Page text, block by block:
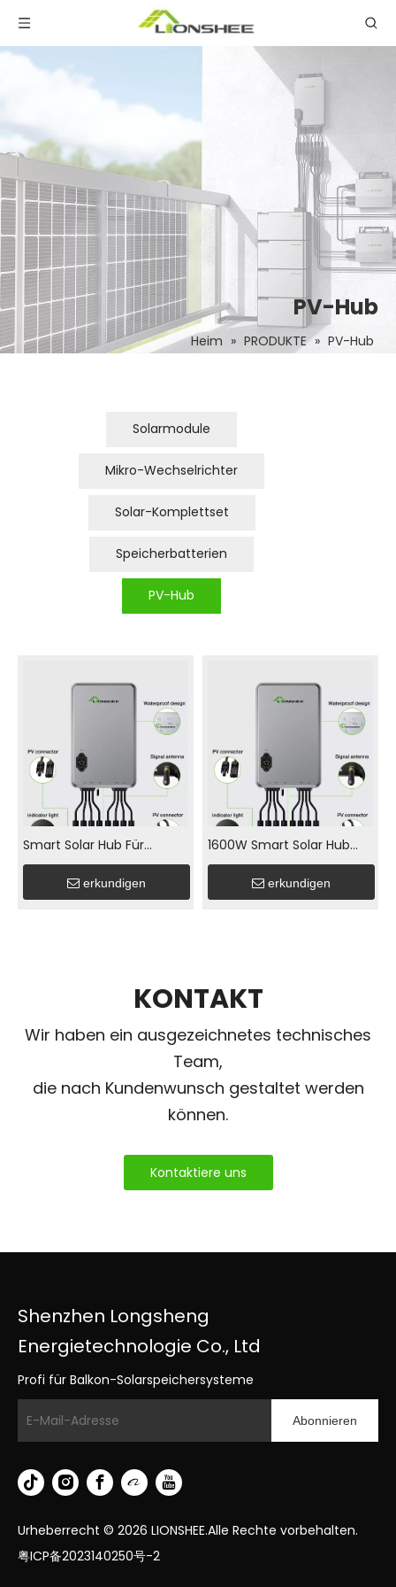
PV-Hub
Heim » PRODUKTE » PV-Hub
Solarmodule
Mikro-Wechselrichter
Solar-Komplettset
Speicherbatterien
PV-Hub
Smart Solar Hub Für
Balkon, Wohnung, Garten,
Dach Solaranlage
erkundigen
1600W Smart Solar Hub
Stromverteiler Für Balkon-
Solarsystemerkundigen
KONTAKT
Wir haben ein ausgezeichnetes technisches
Team,
die nach Kundenwunsch gestaltet werden
können.
Kontaktiere uns
Shenzhen Longsheng
Energietechnologie Co., Ltd
Profi für Balkon-Solarspeichersysteme
Abonnieren
Urheberrecht © 2026 LIONSHEE.Alle Rechte vorbehalten.
粤ICP备2023140250号-2